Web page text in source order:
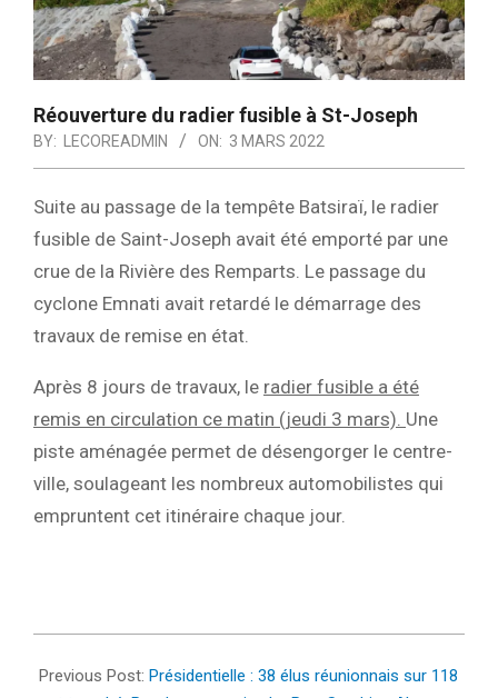
Réouverture du radier fusible à St-Joseph
BY: LECOREADMIN ON: 3 MARS 2022
Suite au passage de la tempête Batsiraï, le radier
fusible de Saint-Joseph avait été emporté par une
crue de la Rivière des Remparts. Le passage du
cyclone Emnati avait retardé le démarrage des
travaux de remise en état.
Après 8 jours de travaux, le radier fusible a été
remis en circulation ce matin (jeudi 3 mars). Une
piste aménagée permet de désengorger le centre-
ville, soulageant les nombreux automobilistes qui
empruntent cet itinéraire chaque jour.
03-
Previous Post: Présidentielle : 38 élus réunionnais sur 118